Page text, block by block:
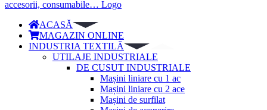
ACASĂ
MAGAZIN ONLINE
INDUSTRIA TEXTILĂ
UTILAJE INDUSTRIALE
DE CUSUT INDUSTRIALE
Mașini liniare cu 1 ac
Mașini liniare cu 2 ace
Mașini de surfilat